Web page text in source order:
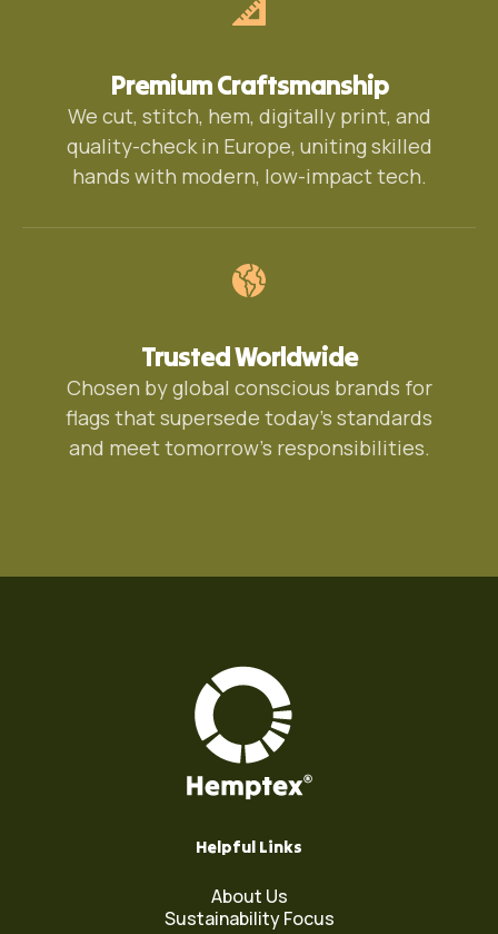
Premium Craftsmanship
We cut, stitch, hem, digitally print, and
quality-check in Europe, uniting skilled
hands with modern, low-impact tech.
Trusted Worldwide
Chosen by global conscious brands for
flags that supersede today's standards
and meet tomorrow's responsibilities.
Helpful Links
About Us
Sustainability Focus